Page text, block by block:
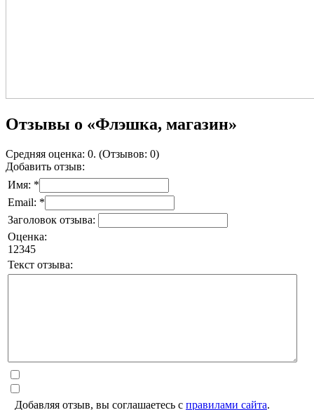
Отзывы о «Флэшка, магазин»
Средняя оценка: 0. (Отзывов: 0)
Добавить отзыв:
Имя: *
Email: *
Заголовок отзыва:
Оценка:
1 2345
Текст отзыва:
Добавляя отзыв, вы соглашаетесь с правилами сайта.